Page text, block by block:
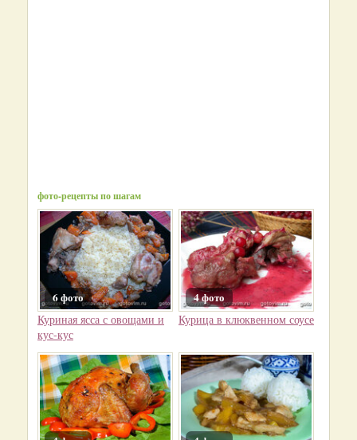
фото-рецепты по шагам
6 фото
Куриная ясса с овощами и
кус-кус
4 фото
Курица в клюквенном соусе